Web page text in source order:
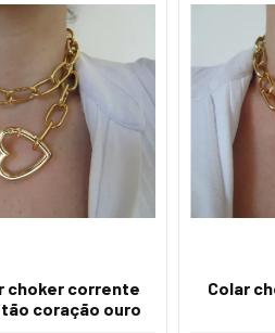
choker corrente
coração ouro
Colar